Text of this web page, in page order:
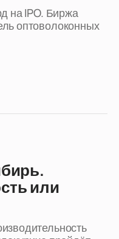
на IPO. Биржа
оптоволоконных
или